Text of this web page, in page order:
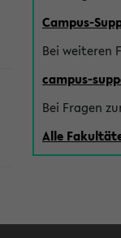
Campus-
Bei weiteren
campus-
Bei Fragen
Alle